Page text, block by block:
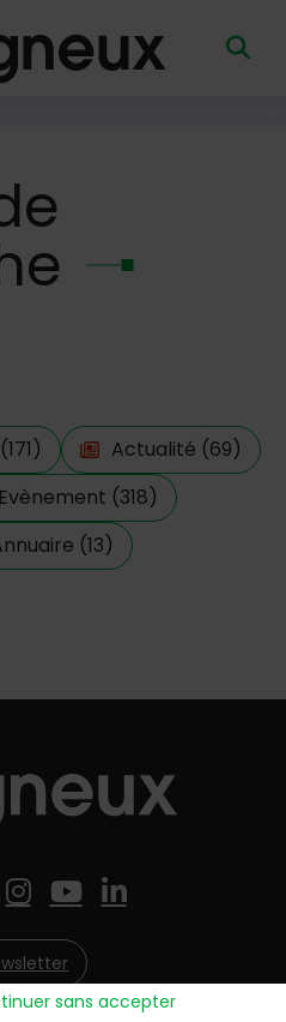
sans accepter
Retour à l'accueil
(171) Actualité (69)
Filtre actif
Evènement (318)
(13)
Instagram
YouTube
LinkedIn